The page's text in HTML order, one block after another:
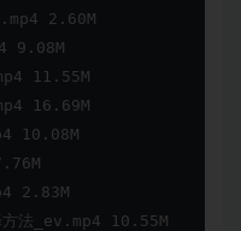
2.60M
9.08M
11.55M
16.69M
10.08M
2.83M
法_ev.mp4 10.55M